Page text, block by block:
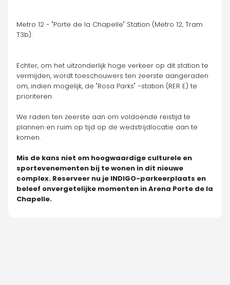
Metro 12 - "Porte de la Chapelle" Station (Metro 12, Tram
T3b).
Echter, om het uitzonderlijk hoge verkeer op dit station te
vermijden, wordt toeschouwers ten zeerste aangeraden
om, indien mogelijk, de "Rosa Parks" -station (RER E) te
prioriteren.
We raden ten zeerste aan om voldoende reistijd te
plannen en ruim op tijd op de wedstrijdlocatie aan te
komen.
Mis de kans niet om hoogwaardige culturele en
sportevenementen bij te wonen in dit nieuwe
complex. Reserveer nu je INDIGO-parkeerplaats en
beleef onvergetelijke momenten in Arena Porte de la
Chapelle.